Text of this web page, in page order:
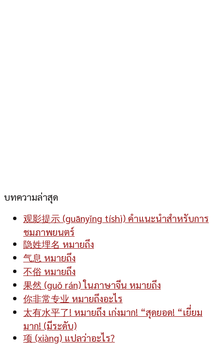
บทความล่าสุด
观影提示 (guānyǐng tíshì) คำแนะนำสำหรับการ
ชมภาพยนตร์
隐姓埋名 หมายถึง
气息 หมายถึง
不俗 หมายถึง
果然 (guǒ rán) ในภาษาจีน หมายถึง
你非常专业 หมายถึงอะไร
太有水平了! หมายถึง เก่งมาก! “สุดยอด! “เยี่ยม
มาก! (มีระดับ)
项 (xiàng) แปลว่าอะไร?